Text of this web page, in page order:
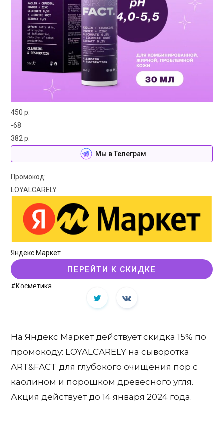
450 р.
-68
382 р.
Мы в Телеграм
Промокод:
LOYALCARELY
Яндекс.Маркет
ПЕРЕЙТИ К СКИДКЕ
#Косметика
На Яндекс Маркет действует скидка 15% по
промокоду: LOYALCARELY на сыворотка
ART&FACT для глубокого очищения пор с
каолином и порошком древесного угля.
Акция действует до 14 января 2024 года.